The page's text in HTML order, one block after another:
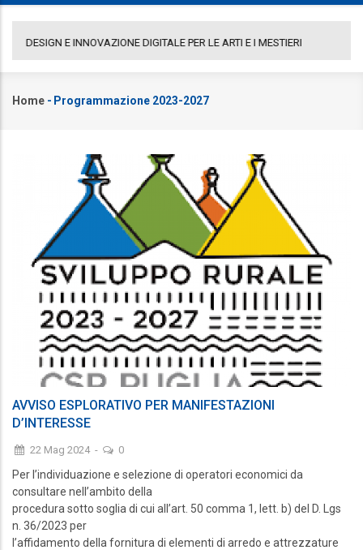
COMUNICATO GAL PORTA A LEVANTE
Briciole
Home - Programmazione 2023-2027
AVVISO ESPLORATIVO PER MANIFESTAZIONI
D’INTERESSE
22 Mag 2024 - 0
Per l’individuazione e selezione di operatori economici da
consultare nell’ambito della
procedura sotto soglia di cui all’art. 50 comma 1, lett. b) del D. Lgs
n. 36/2023 per
l’affidamento della fornitura di elementi di arredo e attrezzature